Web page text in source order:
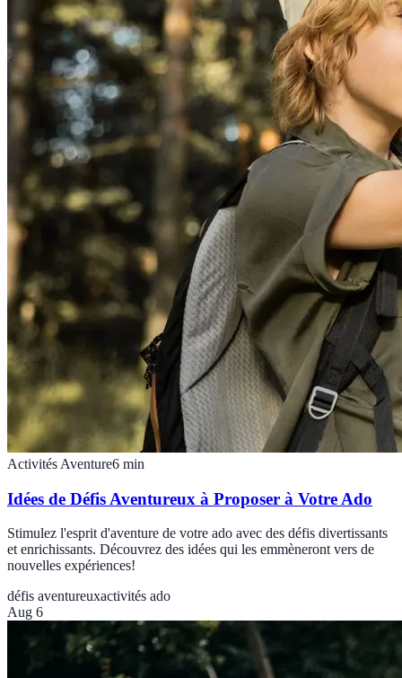
Activités Aventure6 min
Idées de Défis Aventureux à Proposer à Votre Ado
Stimulez l'esprit d'aventure de votre ado avec des défis divertissants
et enrichissants. Découvrez des idées qui les emmèneront vers de
nouvelles expériences!
défis aventureuxactivités ado
Aug 6